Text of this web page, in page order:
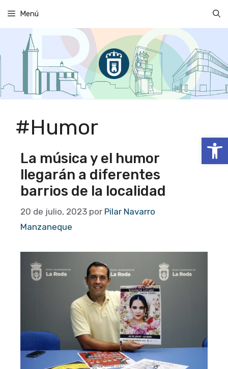
Abrir
contenido
Menú
#Humor
La música y el humor
llegarán a diferentes
barrios de la localidad
20 de julio, 2023 por Pilar Navarro
Manzaneque